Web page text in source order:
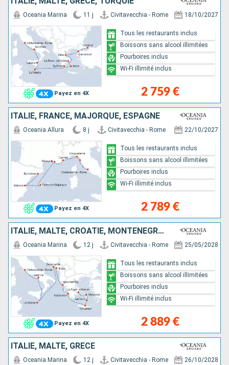
Payez en 4X
Oceania Marina 11 j Civitavecchia - Rome 18/10/2027
2 759 €
Tous les restaurants inclus
Boissons sans alcool illimitées
Pourboires inclus
Wi-Fi illimité inclus
ITALIE, FRANCE, MAJORQUE, ESPAGNE
Payez en 4X
Oceania Allura 8 j Civitavecchia - Rome 22/10/2027
2 789 €
Tous les restaurants inclus
Boissons sans alcool illimitées
Pourboires inclus
Wi-Fi illimité inclus
ITALIE, MALTE, CROATIE, MONTÉNÉGRO, GRÈCE
Payez en 4X
Oceania Marina 12 j Civitavecchia - Rome 25/05/2028
2 889 €
Tous les restaurants inclus
Boissons sans alcool illimitées
Pourboires inclus
Wi-Fi illimité inclus
ITALIE, MALTE, GRÈCE
Oceania Marina 12 j Civitavecchia - Rome 26/10/2028